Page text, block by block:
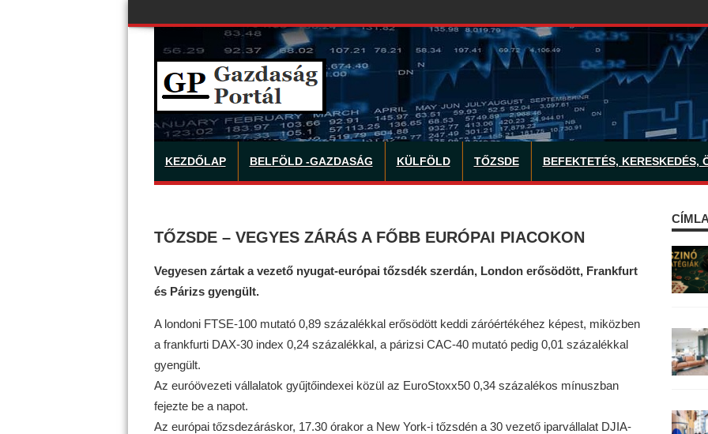
KEZDŐLAP BELFÖLD -GAZDASÁG KÜLFÖLD TŐZSDE BEFEKTETÉS, KERESKEDÉS,
TŐZSDE – VEGYES ZÁRÁS A FŐBB EURÓPAI PIACOKON
Vegyesen zártak a vezető nyugat-európai tőzsdék szerdán, London erősödött, Frankfurt
és Párizs gyengült.
A londoni FTSE-100 mutató 0,89 százalékkal erősödött keddi záróértékéhez képest, miközben
a frankfurti DAX-30 index 0,24 százalékkal, a párizsi CAC-40 mutató pedig 0,01 százalékkal
gyengült.
Az euróövezeti vállalatok gyűjtőindexei közül az EuroStoxx50 0,34 százalékos mínuszban
fejezte be a napot.
Az európai tőzsdezáráskor, 17.30 órakor a New York-i tőzsdén a 30 vezető iparvállalat DJIA-